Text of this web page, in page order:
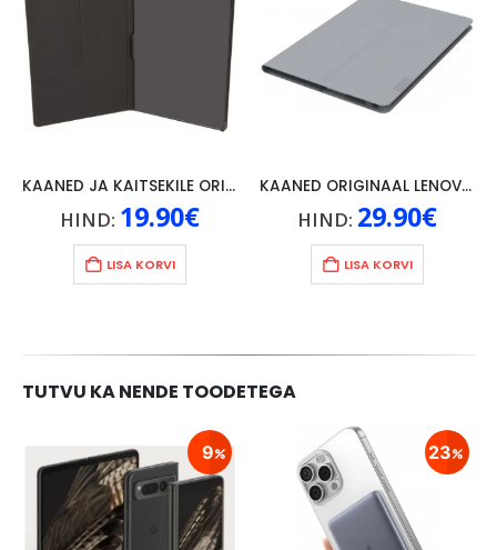
KAANED JA KAITSEKILE ORIGINAAL LENOVO P10, MUST
HIND: 19.90€
LISA KORVI
KAANED ORIGINAAL LENOVO TAB 4 10″, HALL
HIND: 29.90€
LISA KORVI
TUTVU KA NENDE TOODETEGA
9 23